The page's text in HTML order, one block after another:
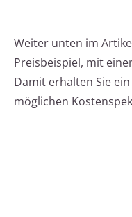
Weiter unten im
Preisbeispiel, mit
Damit erhalten Sie
möglichen